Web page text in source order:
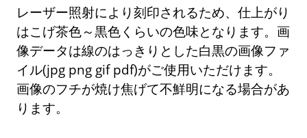
レーザー照射により刻印されるため、仕上がり
はこげ茶色～黒色くらいの色味となります。画
像データは線のはっきりとした白黒の画像ファ
イル(jpg png gif pdf)がご使用いただけます。
画像のフチが焼け焦げて不鮮明になる場合があ
ります。